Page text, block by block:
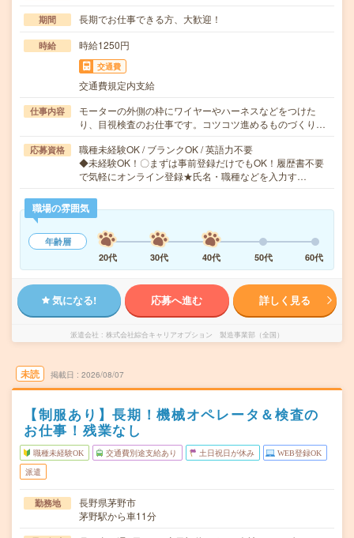
期間 長期でお仕事できる方、大歓迎！
時給 時給1250円
交通費
交通費規定内支給
仕事内容
モーターの外側の枠にワイヤーやハーネスなどをつけた
り、目視検査のお仕事です。コツコツ進めるものづくり…
応募資格
職種未経験OK / ブランクOK / 英語力不要
◆未経験OK！〇まずは事前登録だけでもOK！履歴書不要
で気軽にオンライン登録★氏名・職種などを入力す…
職場の雰囲気
年齢層
20代
30代 40代 50代 60代
気になる! 応募へ進む 詳しく見る
派遣会社 株式会社綜合キャリアオプション 製造事業部（全国）
未読 掲載日 2026/08/07
【制服あり】長期！機械オペレータ＆検査の
お仕事！残業なし
職種未経験OK 交通費別途支給あり 土日祝日が休み WEB登録OK
派遣
勤務地
長野県茅野市
茅野駅から車11分